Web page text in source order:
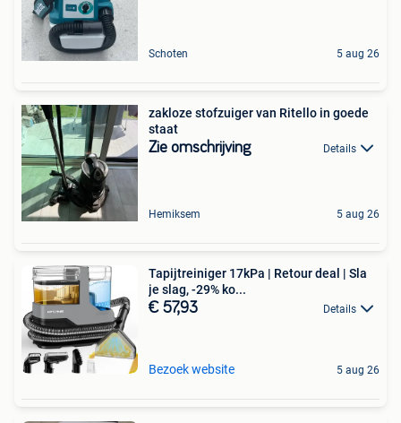
Schoten 5 aug 26
zakloze stofzuiger van Ritello in goede
staat
Zie omschrijving Details
Hemiksem 5 aug 26
Tapijtreiniger 17kPa | Retour deal | Sla
je slag, -29% ko...
€ 57,93 Details
Bezoek website 5 aug 26